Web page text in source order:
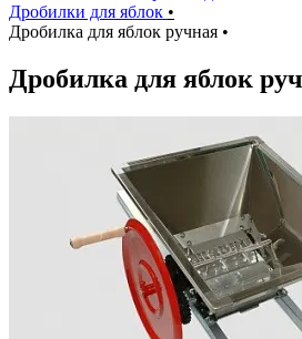
Дробилки для яблок •
Дробилка для яблок ручная •
Дробилка для яблок